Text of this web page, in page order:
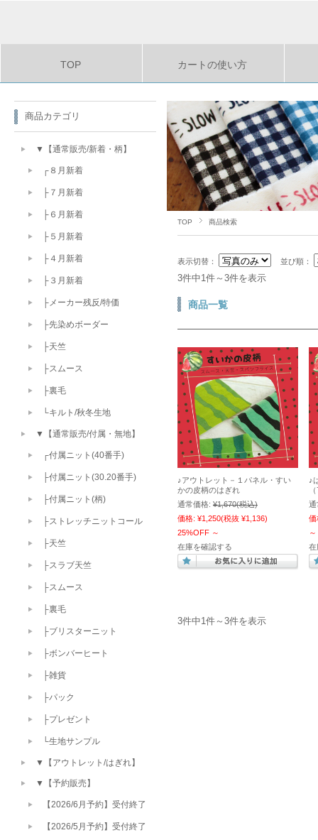
TOP カートの使い方
TOP 商品検索
表示切替： 並び順：
3件中1件～3件を表示
商品一覧
♪アウトレット－１パネル・すい
かの皮柄のはぎれ
通常価格: ¥1,670(税込)
価格: ¥1,250(税抜 ¥1,136)
25%OFF ～
在庫を確認する
♪
通
価
～
在
3件中1件～3件を表示
商品カテゴリ
▼【通常販売/新着・柄】
┌８月新着
├７月新着
├６月新着
├５月新着
├４月新着
├３月新着
├メーカー残反/特価
├先染めボーダー
├天竺
├スムース
├裏毛
└キルト/秋冬生地
▼【通常販売/付属・無地】
┌付属ニット(40番手)
├付属ニット(30.20番手)
├付属ニット(柄)
├ストレッチニットコール
├天竺
├スラブ天竺
├スムース
├裏毛
├ブリスターニット
├ボンバーヒート
├雑貨
├パック
├プレゼント
└生地サンプル
▼【アウトレット/はぎれ】
▼【予約販売】
【2026/6月予約】受付終了
【2026/5月予約】受付終了